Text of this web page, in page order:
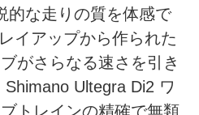
的な走りの質を体感で
イアップから作られた
がさらなる速さを引き
Ultegra Di2 ワ
トレインの精確で無類